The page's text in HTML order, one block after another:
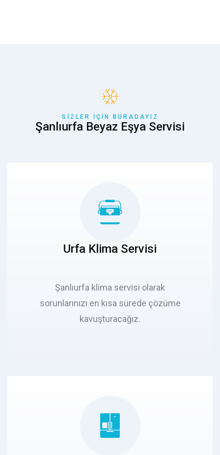
SIZLER İÇIN BURADAYIZ
Şanlıurfa Beyaz Eşya Servisi
Urfa Klima Servisi
Şanlıurfa klima servisi olarak
sorunlarınızı en kısa sürede çözüme
kavuşturacağız.